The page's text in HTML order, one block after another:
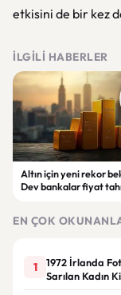
etkisini de bir kez
İLGILI HABERLER
Altın için yeni rekor
Dev bankalar fiyat
EN ÇOK
1
1972 İrlanda
Sarılan Kadın